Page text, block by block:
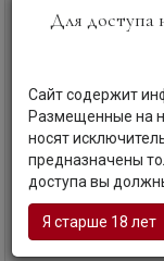
Виски
Bunnahabhain,
Cask Finish, in tube,
Буннахавэн, Мансанилья
тубе
Шотландия | Айла
Уточните наличие и
Для доступа
Сайт содержит
Размещенные на
носят
предназначены
доступа вы
Я старше 18 лет